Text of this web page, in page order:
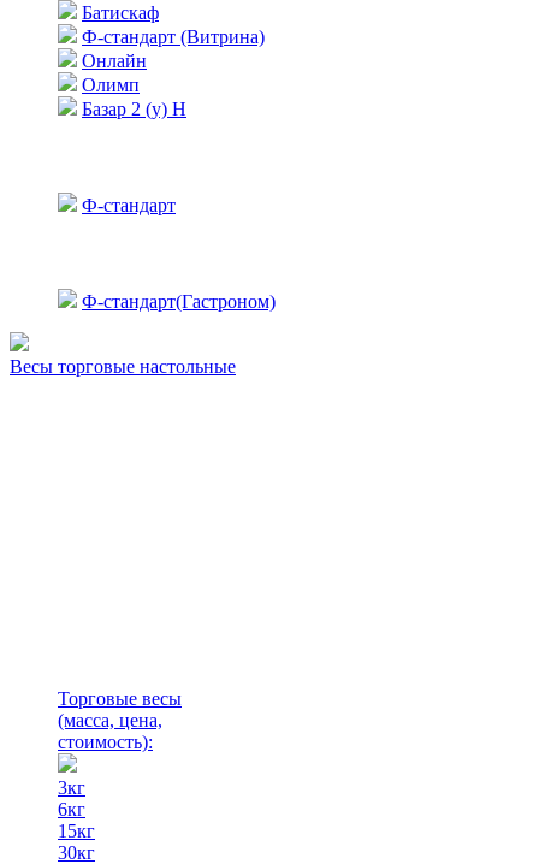
Батискаф
Ф-стандарт (Витрина)
Онлайн
Олимп
Базар 2 (у) Н
Ф-стандарт
Ф-стандарт(Гастроном)
Весы торговые настольные
Торговые весы
(масса, цена,
стоимость):
3кг
6кг
15кг
30кг